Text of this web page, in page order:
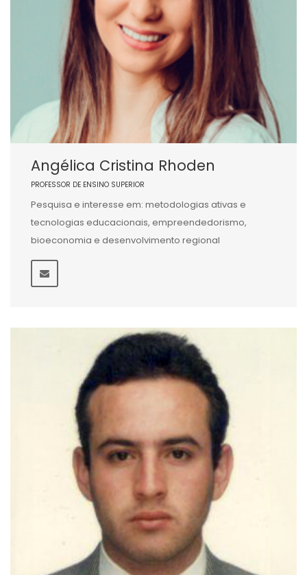
Angélica Cristina Rhoden
PROFESSOR DE ENSINO SUPERIOR
Pesquisa e interesse em: metodologias ativas e
tecnologias educacionais, empreendedorismo,
bioeconomia e desenvolvimento regional